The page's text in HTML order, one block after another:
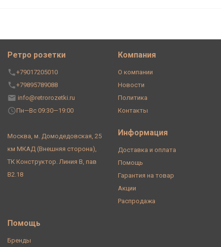
Ретро розетки
+79017205010
+79895789088
info@retrorozetki.ru
Пн—Вс 09:30—19:00
Москва, м. Домодедовская, 25
км МКАД (Внешняя сторона),
ТК Конструктор. Линия В, пав
В2.18
Компания
О компании
Новости
Политика
Контакты
Информация
Доставка и оплата
Помощь
Гарантия на товар
Акции
Распродажа
Помощь
Бренды